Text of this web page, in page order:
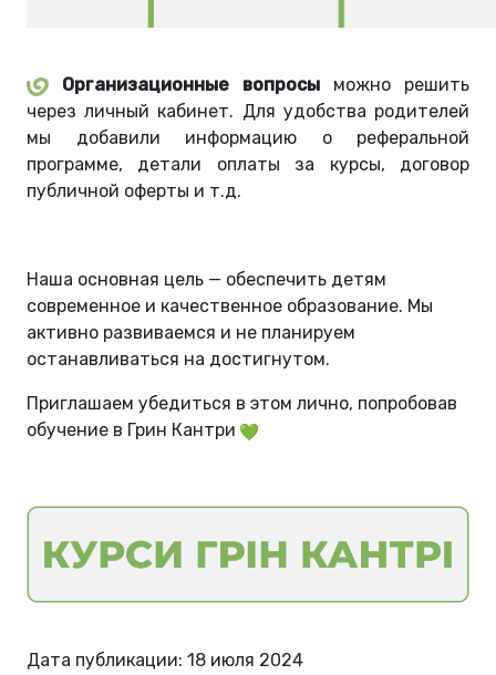
Организационные вопросы можно решить
через личный кабинет. Для удобства родителей
мы добавили информацию о реферальной
программе, детали оплаты за курсы, договор
публичной оферты и т.д.
Наша основная цель — обеспечить детям
современное и качественное образование. Мы
активно развиваемся и не планируем
останавливаться на достигнутом.
Приглашаем убедиться в этом лично, попробовав
обучение в Грин Кантри
Дата публикации: 18 июля 2024